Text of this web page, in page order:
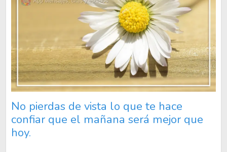
No pierdas de vista lo que te hace
confiar que el mañana será mejor que
hoy.